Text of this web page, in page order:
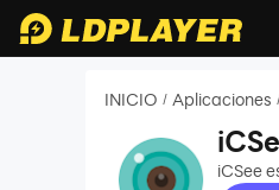
INICIO / Aplicaciones
iCSee